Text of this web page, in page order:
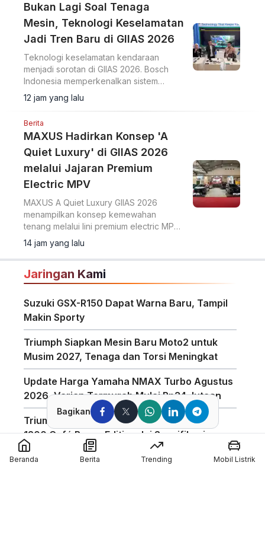
Bukan Lagi Soal Tenaga
Mesin, Teknologi Keselamatan
Jadi Tren Baru di GIIAS 2026
Teknologi keselamatan kendaraan
menjadi sorotan di GIIAS 2026. Bosch
Indonesia memperkenalkan sistem
Sense, Think, dan Act yang membantu
pengemudi.
12 jam yang lalu
Berita
MAXUS Hadirkan Konsep 'A
Quiet Luxury' di GIIAS 2026
melalui Jajaran Premium
Electric MPV
MAXUS A Quiet Luxury GIIAS 2026
menampilkan konsep kemewahan
tenang melalui lini premium electric MPV
MIFA 7 dan MIFA 9 di ICE BSD City.
14 jam yang lalu
Jaringan Kami
Suzuki GSX-R150 Dapat Warna Baru, Tampil
Makin Sporty
Triumph Siapkan Mesin Baru Moto2 untuk
Musim 2027, Tenaga dan Torsi Meningkat
Update Harga Yamaha NMAX Turbo Agustus
2026, Varian Termurah Mulai Rp34 Jutaan
Triumph Indonesia Luncurkan Speed Twin
1200 Café Racer Edition, Ini Spesifikasinya
Harga Motor Listrik Polytron di GIIAS 2026
Bagikan
Beranda Berita Trending Mobil Listrik